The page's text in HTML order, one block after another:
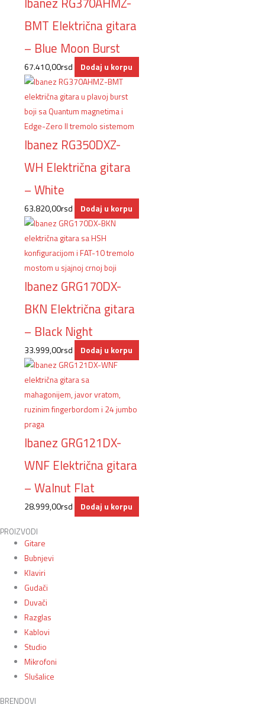
BMT Električna gitara
– Blue Moon Burst
67.410,00rsd Dodaj u korpu
Ibanez RG350DXZ-
WH Električna gitara
– White
63.820,00rsd Dodaj u korpu
Ibanez GRG170DX-
BKN Električna gitara
– Black Night
33.999,00rsd Dodaj u korpu
Ibanez GRG121DX-
WNF Električna gitara
– Walnut Flat
28.999,00rsd Dodaj u korpu
PROIZVODI
Gitare
Bubnjevi
Klaviri
Gudači
Duvači
Razglas
Kablovi
Studio
Mikrofoni
Slušalice
BRENDOVI